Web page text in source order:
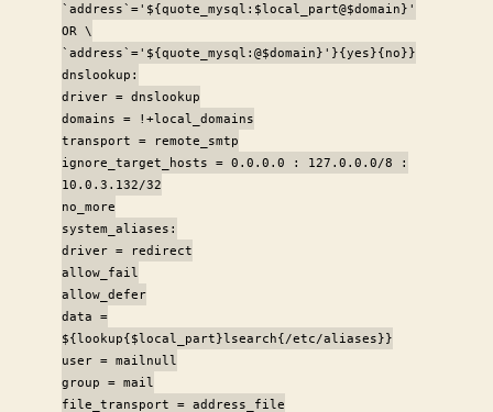
`address`='${quote_mysql:$local_part@$domain}'
OR \
`address`='${quote_mysql:@$domain}'}{yes}{no}}
dnslookup:
driver = dnslookup
domains = !+local_domains
transport = remote_smtp
ignore_target_hosts = 0.0.0.0 : 127.0.0.0/8 :
10.0.3.132/32
no_more
system_aliases:
driver = redirect
allow_fail
allow_defer
data =
${lookup{$local_part}lsearch{/etc/aliases}}
user = mailnull
group = mail
file_transport = address_file